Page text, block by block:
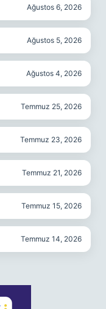
Ağustos 6, 2026
Ağustos 5, 2026
Ağustos 4, 2026
Temmuz 25, 2026
Temmuz 23, 2026
Temmuz 21, 2026
Temmuz 15, 2026
Temmuz 14, 2026